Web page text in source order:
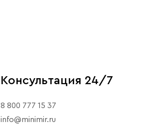
Консультация 24/7
8 800 777 15 37
info@minimir.ru